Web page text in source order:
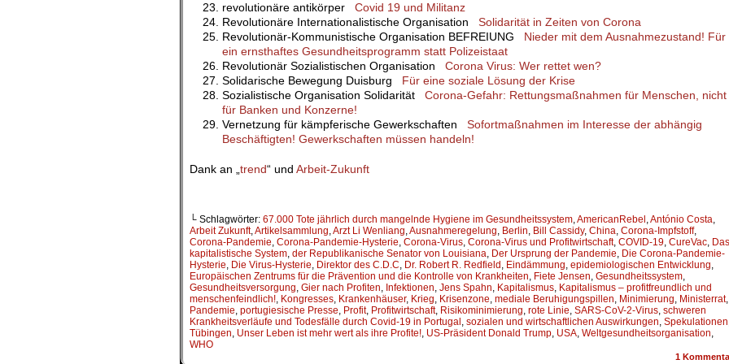
revolutionäre antikörper Covid 19 und Militanz
Revolutionäre Internationalistische Organisation Solidarität in Zeiten von Corona
Revolutionär-Kommunistische Organisation BEFREIUNG Nieder mit dem Ausnahmezustand! Für
ein ernsthaftes Gesundheitsprogramm statt Polizeistaat
Revolutionär Sozialistischen Organisation Corona Virus: Wer rettet wen?
Solidarische Bewegung Duisburg Für eine soziale Lösung der Krise
Sozialistische Organisation Solidarität Corona-Gefahr: Rettungsmaßnahmen für Menschen, nicht
für Banken und Konzerne!
Vernetzung für kämpferische Gewerkschaften Sofortmaßnahmen im Interesse der abhängig
Beschäftigten! Gewerkschaften müssen handeln!
Dank an „ trend“ und Arbeit-Zukunft
└ Schlagwörter: 67.000 Tote jährlich durch mangelnde Hygiene im Gesundheitssystem,AmericanRebel ,António Costa,
Arbeit Zukunft,Artikelsammlung,Arzt Li Wenliang,Ausnahmeregelung, Berlin, Bill Cassidy, China, Corona-Impfstoff,
Corona-Pandemie, Corona-Pandemie-Hysterie, Corona-Virus, Corona-Virus und Profitwirtschaft, COVID-19, CureVac, Das
kapitalistische System, der Republikanische Senator von Louisiana, Der Ursprung der Pandemie, Die Corona-Pandemie-
Hysterie, Die Virus-Hysterie, Direktor des C.D.C, Dr. Robert R. Redfield , Eindämmung, epidemiologischen Entwicklung,
Europäischen Zentrums für die Prävention und die Kontrolle von Krankheiten, Fiete Jensen, Gesundheitssystem,
Gesundheitsversorgung, Gier nach Profiten, Infektionen, Jens Spahn, Kapitalismus, Kapitalismus – profitfreundlich und
menschenfeindlich!, Kongresses, Krankenhäuser, Krieg, Krisenzone, mediale Beruhigungspillen, Minimierung, Ministerrat,
Pandemie, portugiesische Presse, Profit, Profitwirtschaft, Risikominimierung, rote Linie, SARS-CoV-2-Virus, schweren
Krankheitsverläufe und Todesfälle durch Covid-19 in Portugal , sozialen und wirtschaftlichen Auswirkungen, Spekulationen
Tübingen, Unser Leben ist mehr wert als ihre Profite!, US-Präsident Donald Trump, USA, Weltgesundheitsorganisation,
WHO
1